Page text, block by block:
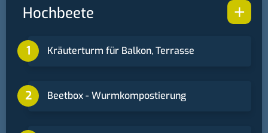
+
Hochbeete
Kräuterturm für Balkon, Terrasse
Beetbox - Wurmkompostierung